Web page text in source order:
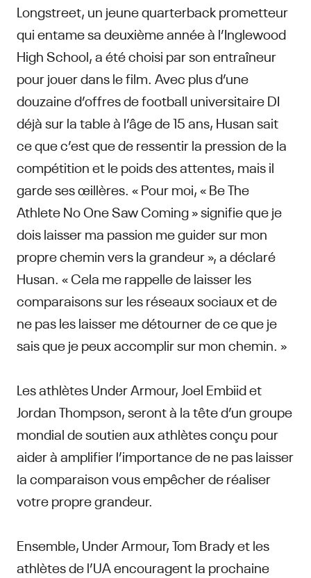
Longstreet, un jeune quarterback prometteur
qui entame sa deuxième année à l’Inglewood
High School, a été choisi par son entraîneur
pour jouer dans le film. Avec plus d’une
douzaine d’offres de football universitaire DI
déjà sur la table à l’âge de 15 ans, Husan sait
ce que c’est que de ressentir la pression de la
compétition et le poids des attentes, mais il
garde ses œillères. « Pour moi, « Be The
Athlete No One Saw Coming » signifie que je
dois laisser ma passion me guider sur mon
propre chemin vers la grandeur », a déclaré
Husan. « Cela me rappelle de laisser les
comparaisons sur les réseaux sociaux et de
ne pas les laisser me détourner de ce que je
sais que je peux accomplir sur mon chemin. »
Les athlètes Under Armour, Joel Embiid et
Jordan Thompson, seront à la tête d’un groupe
mondial de soutien aux athlètes conçu pour
aider à amplifier l’importance de ne pas laisser
la comparaison vous empêcher de réaliser
votre propre grandeur.
Ensemble, Under Armour, Tom Brady et les
athlètes de l’UA encouragent la prochaine